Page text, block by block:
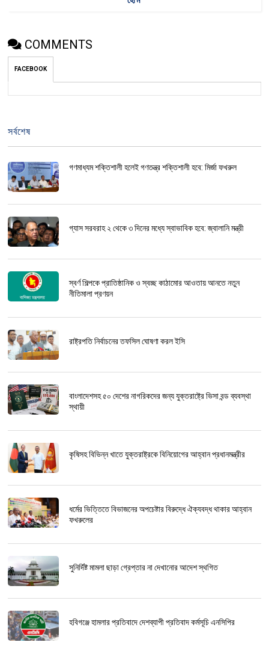
COMMENTS
FACEBOOK
সর্বশেষ
গণমাধ্যম শক্তিশালী হলেই গণতন্ত্র শক্তিশালী হবে: মির্জা ফখরুল
গ্যাস সরবরাহ ২ থেকে ৩ দিনের মধ্যে স্বাভাবিক হবে: জ্বালানি মন্ত্রী
স্বর্ণ শিল্পকে প্রাতিষ্ঠানিক ও স্বচ্ছ কাঠামোর আওতায় আনতে নতুন
নীতিমালা প্রণয়ন
রাষ্ট্রপতি নির্বাচনের তফসিল ঘোষণা করল ইসি
বাংলাদেশসহ ৫০ দেশের নাগরিকদের জন্য যুক্তরাষ্ট্রে ভিসা বন্ড ব্যবস্থা
স্থায়ী
কৃষিসহ বিভিন্ন খাতে যুক্তরাষ্ট্রকে বিনিয়োগের আহ্বান প্রধানমন্ত্রীর
ধর্মের ভিত্তিতে বিভাজনের অপচেষ্টার বিরুদ্ধে ঐক্যবদ্ধ থাকার আহ্বান
ফখরুলের
সুনির্দিষ্ট মামলা ছাড়া গ্রেপ্তার না দেখানোর আদেশ স্থগিত
হবিগঞ্জে হামলার প্রতিবাদে দেশব্যাপী প্রতিবাদ কর্মসূচি এনসিপির